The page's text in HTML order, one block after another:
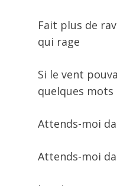
Fait plus de
qui rage
Si le vent
quelques mots
Attends-moi
Attends-moi